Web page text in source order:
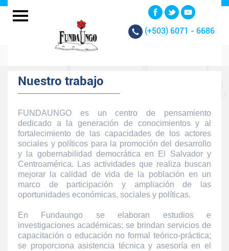
(+503) 6071 - 6686
Nuestro trabajo
FUNDAUNGO es un centro de pensamiento
dedicado a la generación de conocimientos y al
fortalecimiento de las capacidades de los actores
sociales y políticos para la promoción del desarrollo
y la gobernabilidad democrática en El Salvador y
Centroamérica. Las actividades que realiza buscan
mejorar la calidad de vida de la población en un
marco de participación y ampliación de las
oportunidades económicas, sociales y políticas.
En Fundaungo se elaboran estudios e
investigaciones académicas; se brindan servicios de
capacitación o educación no formal teórico-práctica;
se proporciona asistencia técnica y asesoría en el